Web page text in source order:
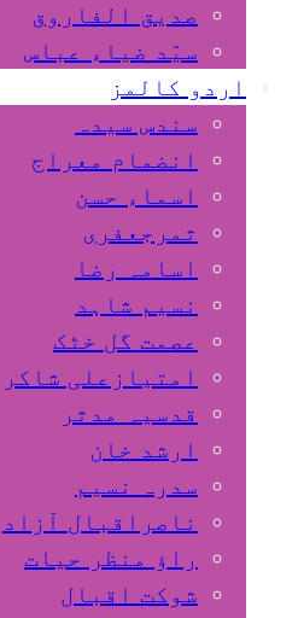
صدیق الفاروق
سیّد ضیاء عباس
اردو کالمز
سندس سیدہ
انضمام معراج
اسماء حسن
ثمرجعفری
اسامہ رضا
نسیم شاہد
عصمت گل خٹک
امتیازعلی شاکر
قدسیہ مدثر
ارشد خان
سدرہ نسیم
ناصراقبال آزاد
راؤ منظر حیات
شوکت اقبال